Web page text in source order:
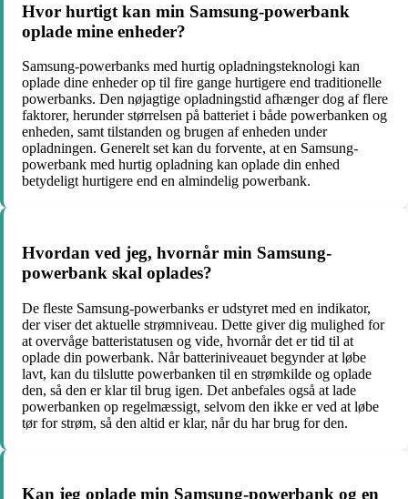
Hvor hurtigt kan min Samsung-powerbank
oplade mine enheder?
Samsung-powerbanks med hurtig opladningsteknologi kan
oplade dine enheder op til fire gange hurtigere end traditionelle
powerbanks. Den nøjagtige opladningstid afhænger dog af flere
faktorer, herunder størrelsen på batteriet i både powerbanken og
enheden, samt tilstanden og brugen af enheden under
opladningen. Generelt set kan du forvente, at en Samsung-
powerbank med hurtig opladning kan oplade din enhed
betydeligt hurtigere end en almindelig powerbank.
Hvordan ved jeg, hvornår min Samsung-
powerbank skal oplades?
De fleste Samsung-powerbanks er udstyret med en indikator,
der viser det aktuelle strømniveau. Dette giver dig mulighed for
at overvåge batteristatusen og vide, hvornår det er tid til at
oplade din powerbank. Når batteriniveauet begynder at løbe
lavt, kan du tilslutte powerbanken til en strømkilde og oplade
den, så den er klar til brug igen. Det anbefales også at lade
powerbanken op regelmæssigt, selvom den ikke er ved at løbe
tør for strøm, så den altid er klar, når du har brug for den.
Kan jeg oplade min Samsung-powerbank og en